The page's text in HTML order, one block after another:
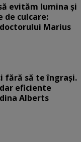
evităm lumina și
de culcare:
Marius
fără să te îngrași.
eficiente
Alberts